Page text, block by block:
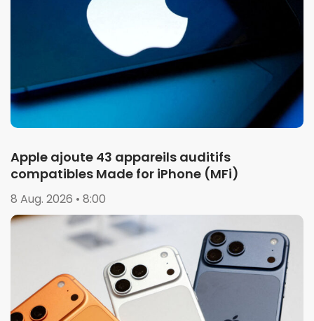
Apple ajoute 43 appareils auditifs
compatibles Made for iPhone (MFi)
8 Aug. 2026 • 8:00